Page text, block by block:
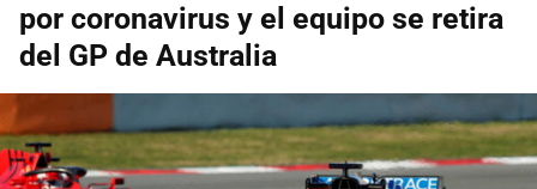
por coronavirus y el equipo se retira
del GP de Australia